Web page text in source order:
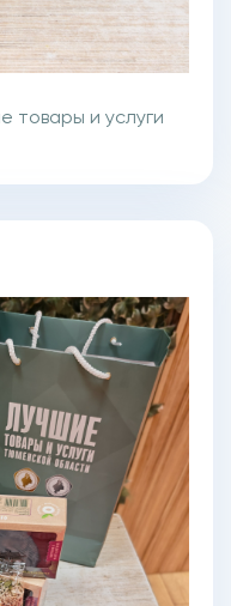
товары и услуги